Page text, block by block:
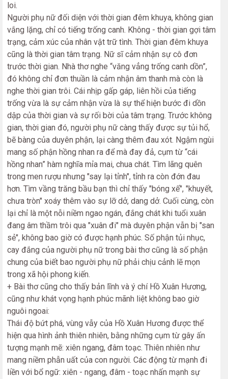
loi.
Người phụ nữ đối diện với thời gian đêm khuya, không gian
vắng lặng, chỉ có tiếng trống canh. Không - thời gian gợi tâm
trạng, cảm xúc của nhân vật trữ tình. Thời gian đêm khuya
cũng là thời gian tâm trạng. Nữ sĩ cảm nhận sự cô đơn
trước thời gian. Nhà thơ nghe “văng vẳng trống canh dồn”,
đó không chỉ đơn thuần là cảm nhận âm thanh mà còn là
nghe thời gian trôi. Cái nhịp gấp gáp, liên hồi của tiếng
trống vừa là sự cảm nhận vừa là sự thể hiện bước đi dồn
dập của thời gian và sự rối bời của tâm trạng. Trước không
gian, thời gian đó, người phụ nữ càng thấy được sự tủi hổ,
bẽ bàng của duyên phận, lại càng thêm đau xót. Ngậm ngùi
mang số phận hồng nhan ra để mà đay đả, cụm từ “cái
hồng nhan” hàm nghĩa mỉa mai, chua chát. Tìm lãng quên
trong men rượu nhưng "say lại tỉnh", tỉnh ra còn đớn đau
hơn. Tìm vầng trăng bầu bạn thì chỉ thấy "bóng xế", "khuyết,
chưa tròn" xoáy thêm vào sự lỡ dở, dang dở. Cuối cùng, còn
lại chỉ là một nỗi niềm ngao ngán, đắng chát khi tuổi xuân
đang âm thầm trôi qua "xuân đi" mà duyên phận vẫn bị "san
sẻ", không bao giờ có được hạnh phúc. Số phận tủi nhục,
cay đắng của người phụ nữ trong bài thơ cũng là số phận
chung của biết bao người phụ nữ phải chịu cảnh lẽ mọn
trong xã hội phong kiến.
+ Bài thơ cũng cho thấy bản lĩnh và ý chí Hồ Xuân Hương,
cũng như khát vọng hạnh phúc mãnh liệt không bao giờ
nguôi ngoai:
Thái độ bứt phá, vùng vẫy của Hồ Xuân Hương được thể
hiện qua hình ảnh thiên nhiên, bằng những cụm từ gây ấn
tượng mạnh mẽ: xiên ngang, đâm toạc. Thiên nhiên như
mang niềm phẫn uất của con người. Các động từ mạnh đi
liền với bổ ngữ: xiên - ngang, đâm - toạc nhấn mạnh sự